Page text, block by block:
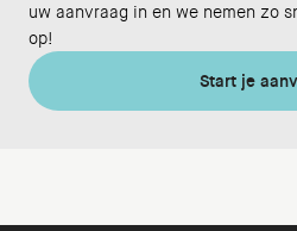
uw aanvraag in en we nemen zo
op!
Start je